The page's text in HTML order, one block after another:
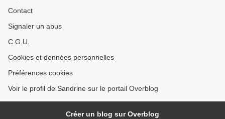
Contact
Signaler un abus
C.G.U.
Cookies et données personnelles
Préférences cookies
Voir le profil de Sandrine sur le portail Overblog
Créer un blog sur Overblog